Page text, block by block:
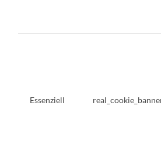
Essenziell